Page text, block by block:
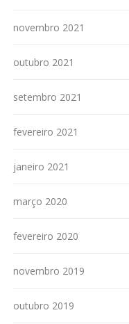
novembro 2021
outubro 2021
setembro 2021
fevereiro 2021
janeiro 2021
março 2020
fevereiro 2020
novembro 2019
outubro 2019